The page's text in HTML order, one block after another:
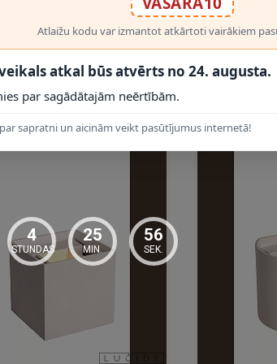
Lucide montāžas instrukciju un elektrodrošības
atbilstoši konkrētajai uzstādīšanas zonai. Montāžas
zonā un saskaņā ar norādīto IP klasi. To
Atlaižu kodu var izmantot atkārtoti vairākiem
atkal būs atvērts no 24. augusta.
par sagādātajām neērtībām.
sapratni un aicinām veikt pasūtījumus internetā!
4
STUNDAS
25
MIN.
55
SEK.